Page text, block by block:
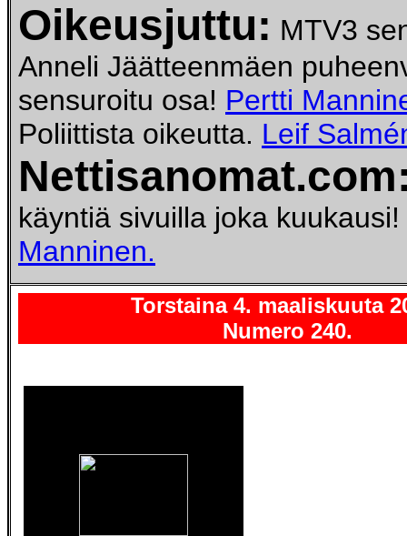
Oikeusjuttu: MTV3
Anneli Jäätteenmäen
sensuroitu osa! Pertti
Poliittista oikeutta. Leif
käyntiä sivuilla joka kuukausi!
Manninen.
Torstaina 4. maaliskuuta
Numero 240.